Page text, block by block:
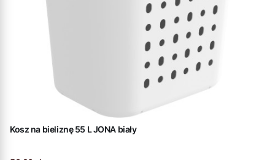
Kosz na bieliznę 55 L JONA biały